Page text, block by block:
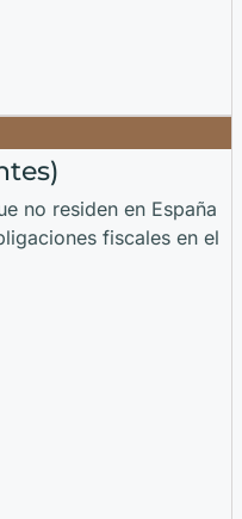
no residen en España
fiscales en el